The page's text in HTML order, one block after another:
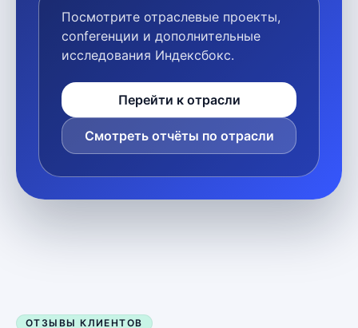
Посмотрите отраслевые проекты,
conferенции и дополнительные
исследования Индексбокс.
Перейти к отрасли
Смотреть отчёты по отрасли
ОТЗЫВЫ КЛИЕНТОВ